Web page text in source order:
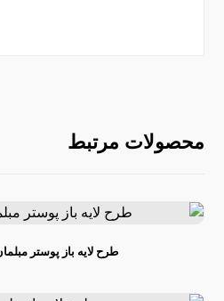
محصولات مرتبط
طرح لایه باز پوستر